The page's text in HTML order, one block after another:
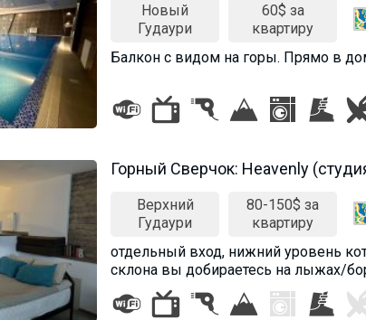
Новый
Гудаури
60$ за
квартиру
Балкон c видом на горы. Прямо в
Горный Сверчок: Heavenly
Верхний
Гудаури
80-150$ за
квартиру
отдельный вход, нижний уровень
склона вы добираетесь на лыжах/